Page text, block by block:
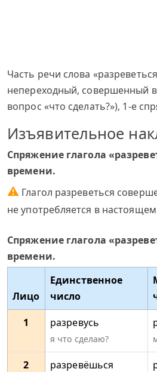
Часть речи слова
непереходный, совершенный
вопрос «что сделать?»), 1-е
Изъявительное
Спряжение глагола
времени.
⚠ Глагол разреветься
не употребляется в
Спряжение глагола
времени.
Лицо
Единственное
число
1
разревусь
я что сделаю?
2 разревёшься